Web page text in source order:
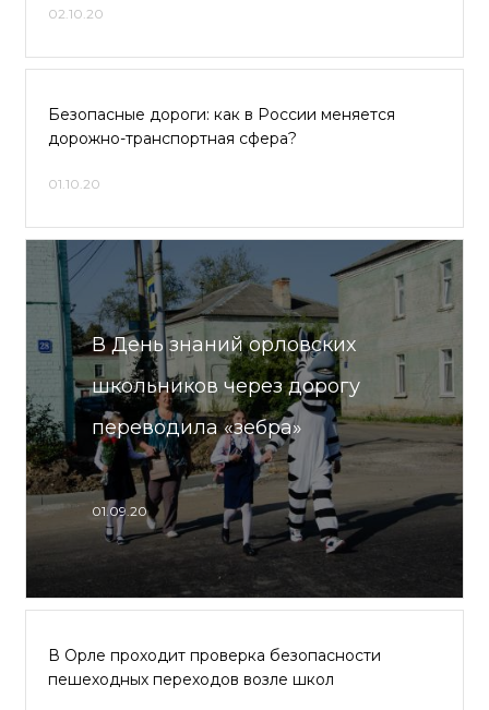
02.10.20
Безопасные дороги: как в России меняется
дорожно-транспортная сфера?
01.10.20
В День знаний орловских
школьников через дорогу
переводила «зебра»
01.09.20
В Орле проходит проверка безопасности
пешеходных переходов возле школ